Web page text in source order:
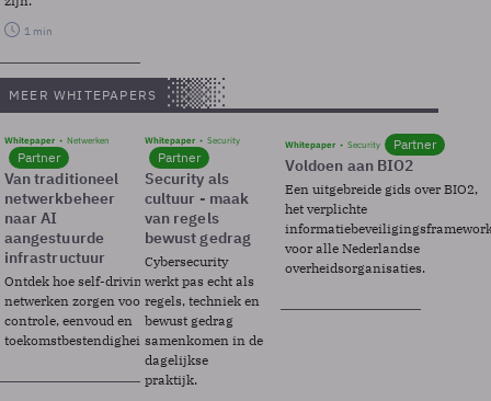
1 min
MEER WHITEPAPERS
Whitepaper Netwerken
Partner
Van traditioneel
netwerkbeheer
naar AI
aangestuurde
infrastructuur
Ontdek hoe self-driving
netwerken zorgen voor
controle, eenvoud en
toekomstbestendigheid.
Whitepaper Security
Partner
Security als
cultuur - maak
van regels
bewust gedrag
Cybersecurity
werkt pas echt als
regels, techniek en
bewust gedrag
samenkomen in de
dagelijkse
praktijk.
Whitepaper Security Partner
Voldoen aan BIO2
Een uitgebreide gids over BIO2,
het verplichte
voor alle Nederlandse
overheidsorganisaties.